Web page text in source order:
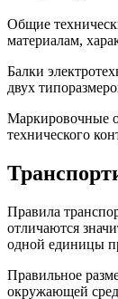
Общие
материалам,
Балки
двух
Маркировочные
технического
Правила
отличаются
одной единицы
Правильное
окружающей